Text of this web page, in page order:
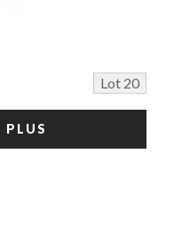
Lot 20
PLUS